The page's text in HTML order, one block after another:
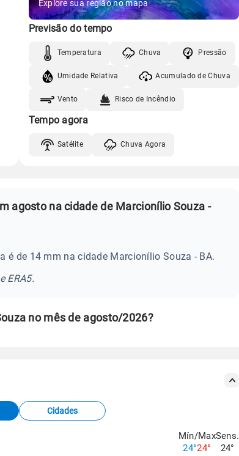
Vento Umidade
Explore sua região no mapa
Previsão do tempo
Temperatura Chuva Pressão
Umidade Relativa Acumulado de Chuva
Vento Risco de Incêndio
Tempo agora
Satélite Chuva Agora
agosto na cidade de Marcionílio Souza -
é de 14 mm na cidade Marcionílio Souza - BA.
ERA5.
no mês de agosto/2026?
Cidades
Mín/Max
24°24°
Sens.
24°